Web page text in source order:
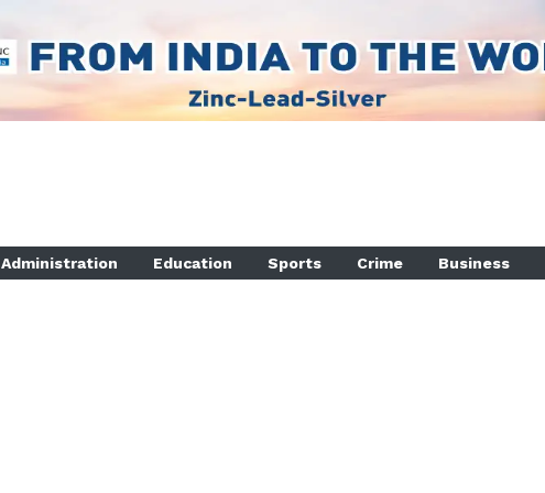
Administration Education Sports Crime Business